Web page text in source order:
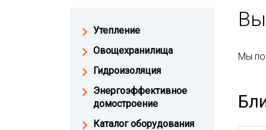
Мы
Утепление
Овощехранилища
Гидроизоляция
Энергоэффективное
домостроение
Каталог оборудования